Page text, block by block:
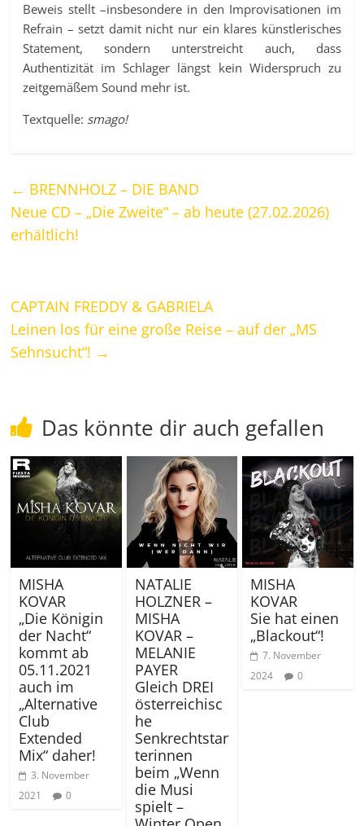
Beweis stellt –insbesondere in den Improvisationen im
Refrain – setzt damit nicht nur ein klares künstlerisches
Statement, sondern unterstreicht auch, dass
Authentizität im Schlager längst kein Widerspruch zu
zeitgemäßem Sound mehr ist.
Textquelle: smago!
← BRENNHOLZ – DIE BAND
Neue CD – „Die Zweite“ – ab heute (27.02.2026)
erhältlich!
CAPTAIN FREDDY & GABRIELA
Leinen los für eine große Reise – auf der „MS
Sehnsucht“! →
Das könnte dir auch gefallen
MISHA
KOVAR
„Die Königin
der Nacht“
kommt ab
05.11.2021
auch im
„Alternative
Club
Extended
Mix“ daher!
3. November
2021
0
NATALIE
HOLZNER –
MISHA
KOVAR –
MELANIE
PAYER
Gleich DREI
österreichisc
he
Senkrechtstar
terinnen
beim „Wenn
die Musi
spielt –
MISHA
KOVAR
Sie hat einen
„Blackout“!
7. November
2024
0